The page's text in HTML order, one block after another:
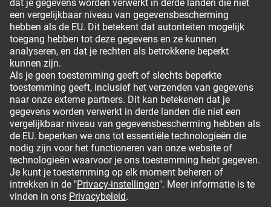
Leveropties
Om veilig te kunnen bestellen